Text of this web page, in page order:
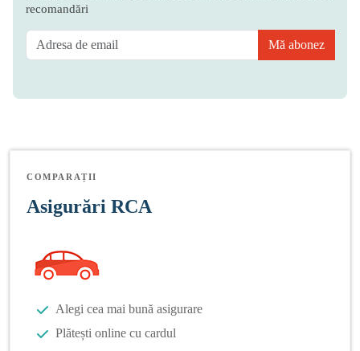
recomandări
Mă abonez
COMPARAȚII
Asigurări RCA
Alegi cea mai bună asigurare
Plătești online cu cardul